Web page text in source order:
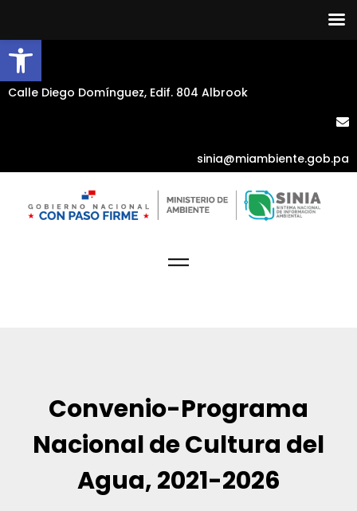
Abrir barra de herramientas
Calle Diego Domínguez, Edif. 804 Albrook
sinia@miambiente.gob.pa
Convenio-Programa
Nacional de Cultura del
Agua, 2021-2026